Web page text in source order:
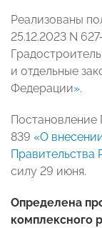
Реализованы
25.12.2023 N
и отдельные
Федерации».
Постановление
839 «О
силу 29 июня.
Определена
комплексного